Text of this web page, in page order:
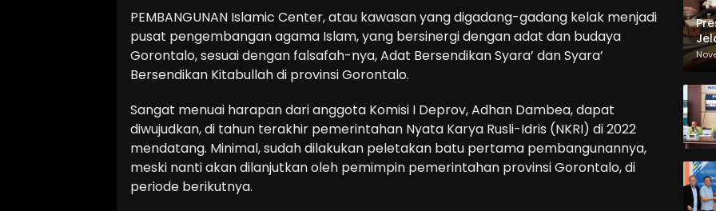
PEMBANGUNAN Islamic Center, atau kawasan yang digadang-gadang kelak menjadi
pusat pengembangan agama Islam, yang bersinergi dengan adat dan budaya
Gorontalo, sesuai dengan falsafah-nya, Adat Bersendikan Syara’ dan Syara’
Bersendikan Kitabullah di provinsi Gorontalo.
Sangat menuai harapan dari anggota Komisi I Deprov, Adhan Dambea, dapat
diwujudkan, di tahun terakhir pemerintahan Nyata Karya Rusli-Idris (NKRI) di 2022
mendatang. Minimal, sudah dilakukan peletakan batu pertama pembangunannya,
meski nanti akan dilanjutkan oleh pemimpin pemerintahan provinsi Gorontalo, di
periode berikutnya.